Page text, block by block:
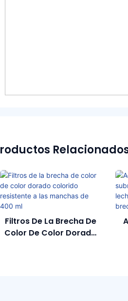
Filtros De La Brecha De
Color De Color Dorado